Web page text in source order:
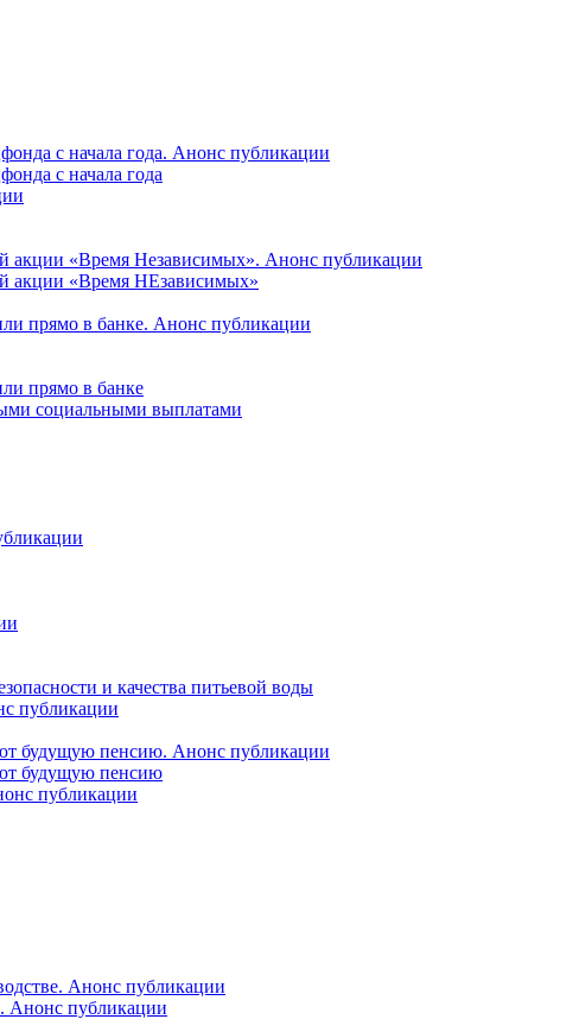
с начала года. Анонс публикации
с начала года
акции «Время Независимых». Анонс публикации
акции «Время НЕзависимых»
прямо в банке. Анонс публикации
прямо в банке
социальными выплатами
и качества питьевой воды
публикации
будущую пенсию. Анонс публикации
будущую пенсию
публикации
Анонс публикации
Анонс публикации